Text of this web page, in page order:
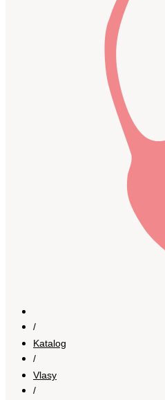
/
Katalog
/
Vlasy
/